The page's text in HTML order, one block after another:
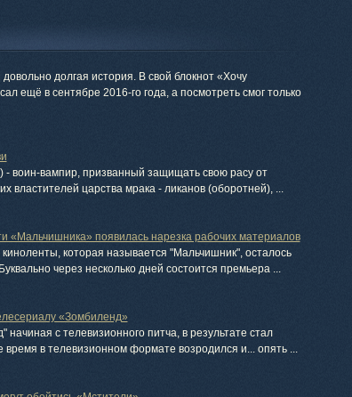
долгая история. В свой блокнот «Хочу
ещё в сентябре 2016-го года, а посмотреть смог только
- воин-вампир, призванный защищать свою расу от
властителей царства мрака - ликанов (оборотней), ...
«Мальчишника» появилась нарезка рабочих материалов
которая называется "Мальчишник", осталось
через несколько дней состоится премьера ...
«Зомбиленд»
начиная с телевизионного питча, в результате стал
время в телевизионном формате возродился и... опять ...